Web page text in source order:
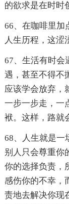
的欲求是在时时
66、在咖啡里加
人生历程，这涩
67、生活有时会
遇，甚至不得不
应该学会放弃，
一步一步走，一
袱。这样，路就
68、人生就是一
别人只会尊重你
你的选择负责，
感伤你的不幸，
责地去解决你现